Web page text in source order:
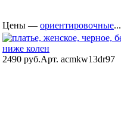
Цены — ориентировочные...
2490 руб.Арт. acmkw13dr97